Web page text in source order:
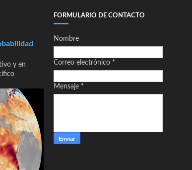
y en
FORMULARIO DE CONTACTO
Nombre
Correo electrónico *
Mensaje *